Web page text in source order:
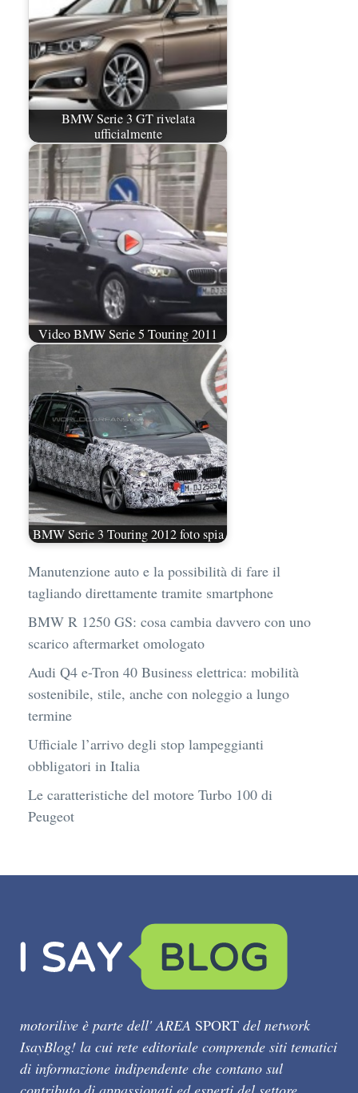
BMW Serie 3 GT rivelata
ufficialmente
Video BMW Serie 5 Touring 2011
BMW Serie 3 Touring 2012 foto spia
Manutenzione auto e la possibilità di fare il
tagliando direttamente tramite smartphone
BMW R 1250 GS: cosa cambia davvero con uno
scarico aftermarket omologato
Audi Q4 e-Tron 40 Business elettrica: mobilità
sostenibile, stile, anche con noleggio a lungo
termine
Ufficiale l’arrivo degli stop lampeggianti
obbligatori in Italia
Le caratteristiche del motore Turbo 100 di
Peugeot
motorilive è parte dell' AREA SPORT del network
IsayBlog! la cui rete editoriale comprende siti tematici
di informazione indipendente che contano sul